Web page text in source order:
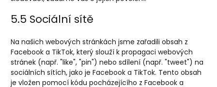
5.5 Sociální sítě
Na našich webových stránkách jsme zařadili obsah z
Facebook a TikTok, který slouží k propagaci webových
stránek (např. "like", "pin") nebo sdílení (např. "tweet") na
sociálních sítích, jako je Facebook a TikTok. Tento obsah
je vložen pomocí kódu pocházejícího z Facebook a